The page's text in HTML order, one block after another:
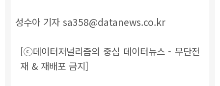
성수아 기자 sa358@datanews.co.kr
[ⓒ데이터저널리즘의 중심 데이터뉴스 - 무단전
재 & 재배포 금지]